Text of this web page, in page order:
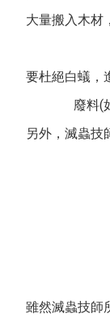
大量搬入木材
要杜絕白蟻，
廢料(
另外，滅蟲技
雖然滅蟲技師